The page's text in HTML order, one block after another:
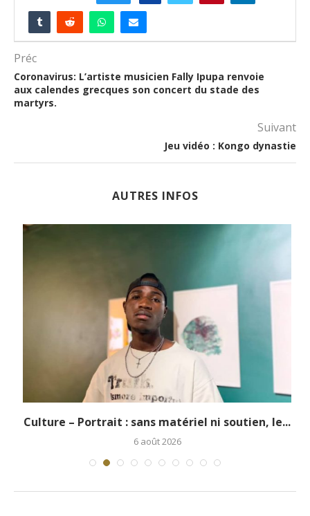
Préc
Coronavirus: L’artiste musicien Fally Ipupa renvoie
aux calendes grecques son concert du stade des
martyrs.
Suivant
Jeu vidéo : Kongo dynastie
AUTRES INFOS
Culture – Portrait : sans matériel ni soutien, le...
6 août 2026